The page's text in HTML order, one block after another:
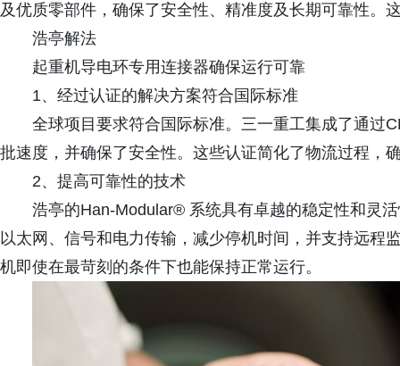
及优质零部件，确保了安全性、精准度及长期可靠性。
浩亭解法
起重机导电环专用连接器确保运行可靠
1、经过认证的解决方案符合国际标准
全球项目要求符合国际标准。三一重工集成了通过
批速度，并确保了安全性。这些认证简化了物流过程，
2、提高可靠性的技术
浩亭的Han-Modular® 系统具有卓越的稳定性和灵
以太网、信号和电力传输，减少停机时间，并支持远程
机即使在最苛刻的条件下也能保持正常运行。